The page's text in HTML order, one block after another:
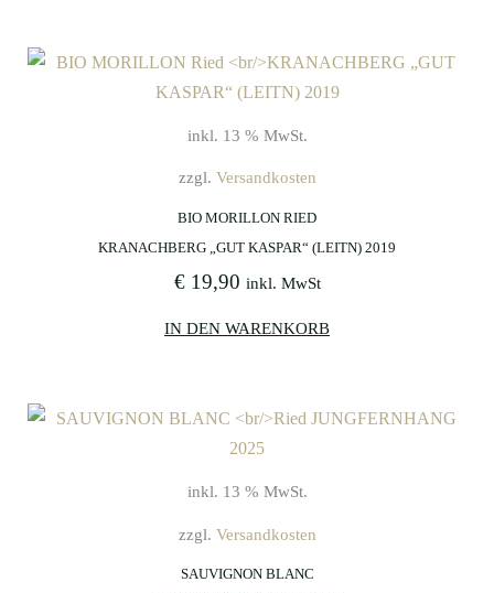
inkl. 13 % MwSt.
zzgl. Versandkosten
BIO MORILLON RIED
KRANACHBERG „GUT KASPAR“ (LEITN) 2019
€19,90 inkl. MwSt
IN DEN WARENKORB
inkl. 13 % MwSt.
zzgl. Versandkosten
SAUVIGNON BLANC